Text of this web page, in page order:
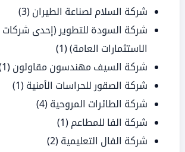
شركة السلام لصناعة الطيران (3)
شركة السودة للتطوير (إحدى
الاستثمارات العامة)(1)
شركة السيف مهندسون مقاولون (1)
شركة الصقور للحراسات الأمنية (1)
شركة الطائرات المروحية (4)
شركة الفا للمطاعم (1)
شركة الفال التعليمية (2)